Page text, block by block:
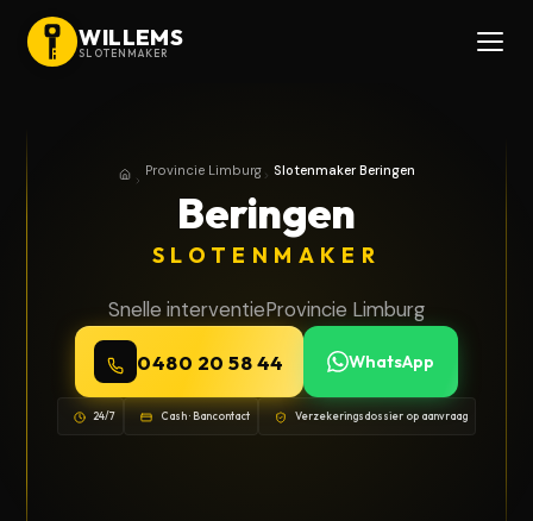
WILLEMS
SLOTENMAKER
HomeProvincie Limburg
Provincie Limburg Slotenmaker Beringen
Beringen
SLOTENMAKER
Snelle interventieProvincie Limburg
0480 20 58 44 WhatsApp
24/7 Cash · Bancontact Verzekeringsdossier op aanvraag